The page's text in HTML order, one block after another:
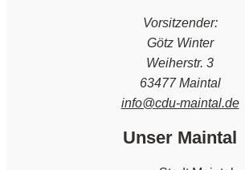
Vorsitzender:
Götz Winter
Weiherstr. 3
63477 Maintal
info@cdu-maintal.de
Unser Maintal